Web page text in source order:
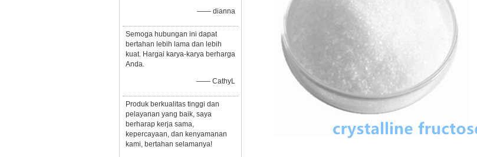
—— dianna
Semoga hubungan ini dapat
bertahan lebih lama dan lebih
kuat. Hargai karya-karya berharga
Anda.
—— CathyL
Produk berkualitas tinggi dan
pelayanan yang baik, saya
berharap kerja sama,
kepercayaan, dan kenyamanan
kami, bertahan selamanya!